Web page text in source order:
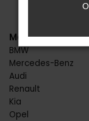
Marken
BMW
Mercedes-Benz
Audi
Renault
Kia
Opel